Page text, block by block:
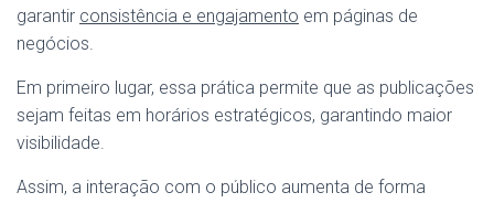
garantir consistência e engajamento em páginas de
negócios.
Em primeiro lugar, essa prática permite que as publicações
sejam feitas em horários estratégicos, garantindo maior
visibilidade.
Assim, a interação com o público aumenta de forma